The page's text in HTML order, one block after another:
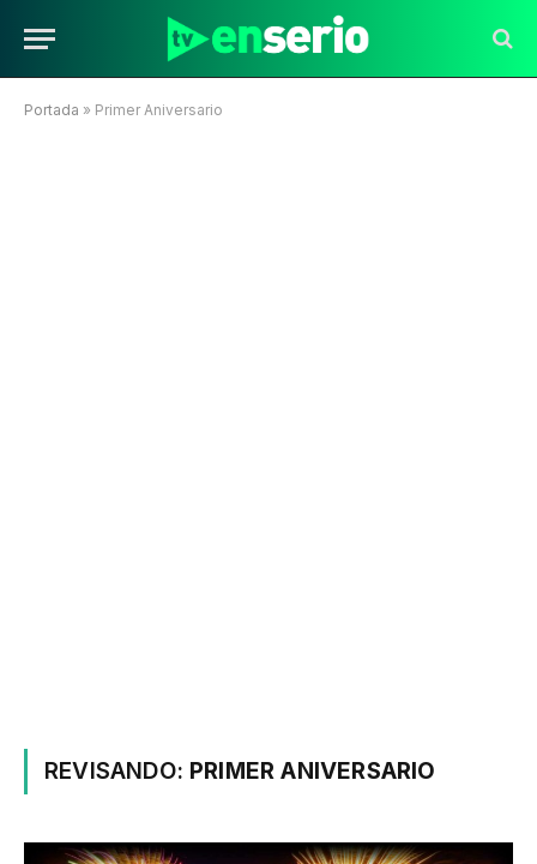
Portada » Primer Aniversario
REVISANDO: PRIMER ANIVERSARIO